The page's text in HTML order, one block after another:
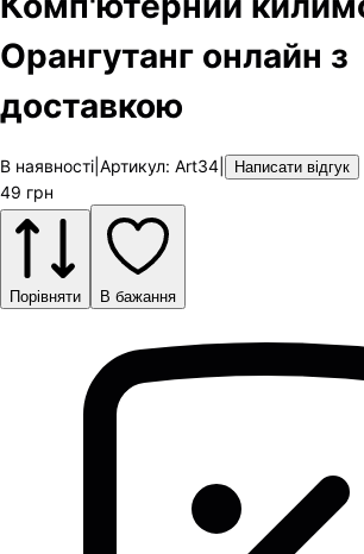
Орангутанг онлайн з
доставкою
В наявності Артикул: Art34 Написати відгук
49 грн
Порівняти В бажання